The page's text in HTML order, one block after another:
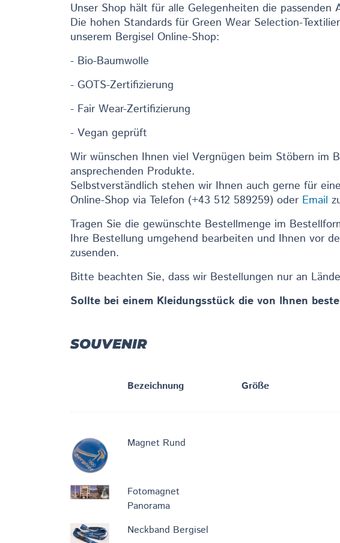
Unser Shop hält für alle Gelegenheiten die passenden
Die hohen Standards für Green Wear Selection-
unserem Bergisel Online-Shop:
- Bio-Baumwolle
- GOTS-Zertifizierung
- Fair Wear-Zertifizierung
- Vegan geprüft
Wir wünschen Ihnen viel Vergnügen beim Stöbern im
ansprechenden Produkte.
Selbstverständlich stehen wir Ihnen auch gerne für
Online-Shop via Telefon (+43 512 589259) oder Email
Tragen Sie die gewünschte Bestellmenge im
Ihre Bestellung umgehend bearbeiten und Ihnen vor
zusenden.
Bitte beachten Sie, dass wir Bestellungen nur an
Sollte bei einem Kleidungsstück die von Ihnen
SOUVENIR
Bezeichnung Größe
Magnet Rund
Fotomagnet
Panorama
Neckband Bergisel